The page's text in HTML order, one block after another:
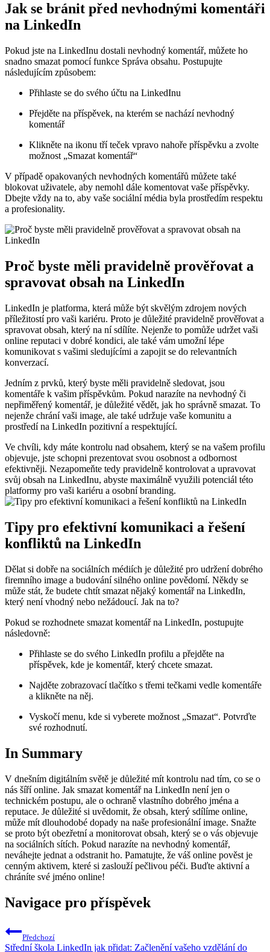
Jak se bránit před nevhodnými komentáři
na LinkedIn
Pokud jste na LinkedInu dostali nevhodný komentář, můžete ho
snadno smazat pomocí funkce Správa obsahu. Postupujte
následujícím způsobem:
Přihlaste se do svého účtu na LinkedInu
Přejděte na příspěvek, na kterém se nachází nevhodný
komentář
Klikněte na ikonu tří teček vpravo nahoře příspěvku a zvolte
možnost „Smazat komentář“
V případě opakovaných nevhodných komentářů můžete také
blokovat uživatele, aby nemohl dále komentovat vaše příspěvky.
Dbejte vždy na to, aby vaše sociální média byla prostředím respektu
a profesionality.
Proč byste měli pravidelně prověřovat a
spravovat obsah na LinkedIn
LinkedIn je platforma, která může být skvělým zdrojem nových
příležitostí pro vaši kariéru. Proto je důležité pravidelně prověřovat a
spravovat obsah, který na ní sdílíte. Nejenže to pomůže udržet vaši
online reputaci v dobré kondici, ale také vám umožní lépe
komunikovat s vašimi sledujícími a zapojit se do relevantních
konverzací.
Jedním z prvků, který byste měli pravidelně sledovat, jsou
komentáře k vašim příspěvkům. Pokud narazíte na nevhodný či
nepřiměřený komentář, je důležité vědět, jak ho správně smazat. To
nejenže chrání vaši image, ale také udržuje vaše komunitu a
prostředí na LinkedIn pozitivní a respektující.
Ve chvíli, kdy máte kontrolu nad obsahem, který se na vašem profilu
objevuje, jste schopni prezentovat svou osobnost a odbornost
efektivněji. Nezapomeňte tedy pravidelně kontrolovat a upravovat
svůj obsah na LinkedInu, abyste maximálně využili potenciál této
platformy pro vaši kariéru a osobní branding.
Tipy pro efektivní komunikaci a řešení
konfliktů na LinkedIn
Dělat si dobře na sociálních médiích je důležité pro udržení dobrého
firemního image a budování silného online povědomí. Někdy se
může stát, že budete chtít smazat nějaký komentář na LinkedIn,
který není vhodný nebo nežádoucí. Jak na to?
Pokud se rozhodnete smazat komentář na LinkedIn, postupujte
následovně:
Přihlaste se do svého LinkedIn profilu a přejděte na
příspěvek, kde je komentář, který chcete smazat.
Najděte zobrazovací tlačítko s třemi tečkami vedle komentáře
a klikněte na něj.
Vyskočí menu, kde si vyberete možnost „Smazat“. Potvrďte
své rozhodnutí.
In Summary
V dnešním digitálním světě je důležité mít kontrolu nad tím, co se o
nás šíří online. Jak smazat komentář na LinkedIn není jen o
technickém postupu, ale o ochraně vlastního dobrého jména a
reputace. Je důležité si uvědomit, že obsah, který sdílíme online,
může mít dlouhodobé dopady na naše profesionální image. Snažte
se proto být obezřetní a monitorovat obsah, který se o vás objevuje
na sociálních sítích. Pokud narazíte na nevhodný komentář,
neváhejte jednat a odstranit ho. Pamatujte, že váš online pověst je
cenným aktivem, které si zaslouží pečlivou péči. Buďte aktivní a
chráníte své jméno online!
Navigace pro příspěvek
Předchozí
Střední škola LinkedIn jak přidat: Začlenění vašeho vzdělání do